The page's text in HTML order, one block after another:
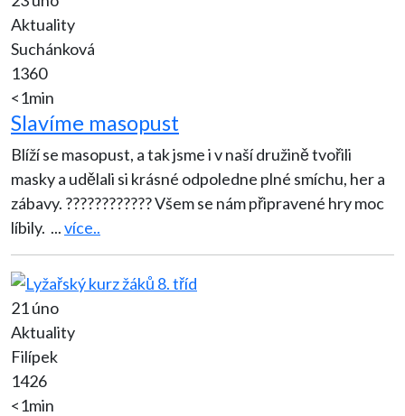
Aktuality
Suchánková
1360
<1min
Slavíme masopust
Blíží se masopust, a tak jsme i v naší družině tvořili
masky a udělali si krásné odpoledne plné smíchu, her a
zábavy. ???????????? Všem se nám připravené hry moc
líbily. ...více..
21 úno
Aktuality
Filípek
1426
<1min